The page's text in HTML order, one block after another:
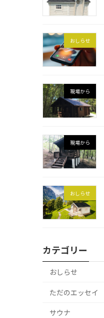
おしらせ
現場から
現場から
おしらせ
カテゴリー
おしらせ
ただのエッセイ
サウナ